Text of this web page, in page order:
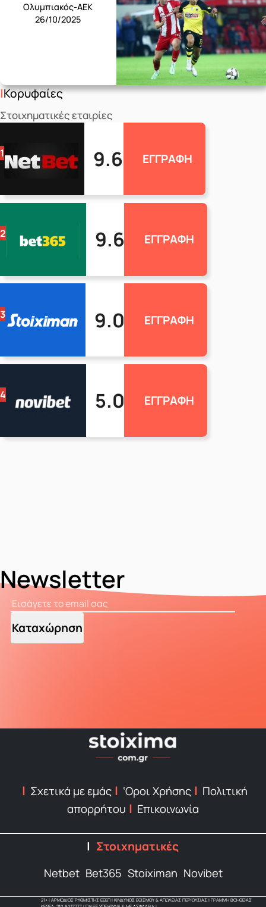
Ολυμπιακός-ΑΕΚ
26/10/2025
Κορυφαίες
Στοιχηματικές εταιρίες
1 9.6 ΕΓΓΡΑΦΗ
2 9.6 ΕΓΓΡΑΦΗ
3 9.0 ΕΓΓΡΑΦΗ
4 5.0 ΕΓΓΡΑΦΗ
Newsletter
Καταχώρηση
Σχετικά με εμάς ‘Οροι Χρήσης
Πολιτική
απορρήτου
Επικοινωνία
Στοιχηματικές
Netbet Bet365 Stoiximan Novibet
21+ | ΑΡΜΟΔΙΟΣ ΡΥΘΜΙΣΤΗΣ ΕΕΕΠ | ΚΙΝΔΥΝΟΣ ΕΘΙΣΜΟΥ & ΑΠΩΛΕΙΑΣ ΠΕΡΙΟΥΣΙΑΣ | ΓΡΑΜΜΗ ΒΟΗΘΕΙΑΣ